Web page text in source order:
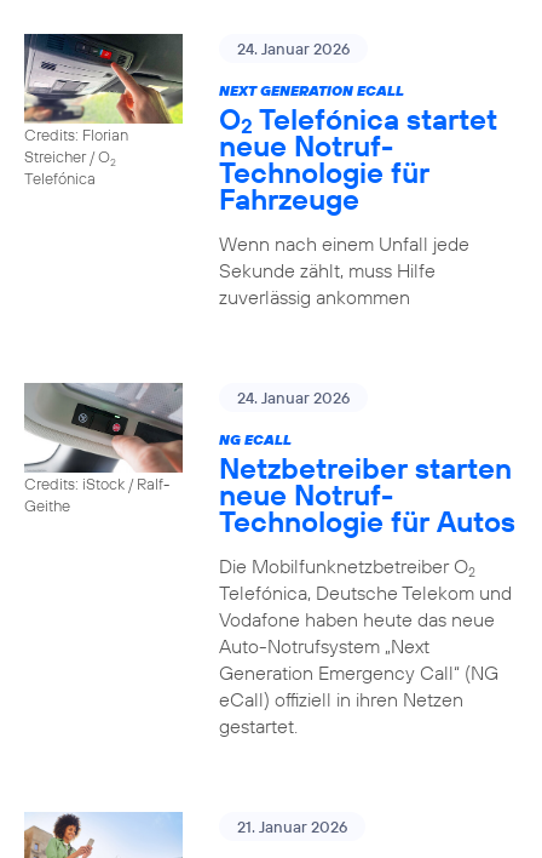
Credits: Florian
Streicher / O2
Telefónica
24. Januar 2026
NEXT GENERATION ECALL
O2 Telefónica startet
neue Notruf-
Technologie für
Fahrzeuge
Wenn nach einem Unfall jede
Sekunde zählt, muss Hilfe
zuverlässig ankommen
Credits: iStock / Ralf-
Geithe
24. Januar 2026
NG ECALL
Netzbetreiber starten
neue Notruf-
Technologie für Autos
Die Mobilfunknetzbetreiber O2
Telefónica, Deutsche Telekom und
Vodafone haben heute das neue
Auto-Notrufsystem „Next
Generation Emergency Call“ (NG
eCall) offiziell in ihren Netzen
gestartet.
21. Januar 2026